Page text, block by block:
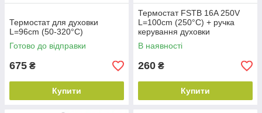
Термостат для духовки
L=96cm (50-320°C)
Готово до відправки
675 ₴
Купити
Термостат FSTB 16A 250V
L=100cm (250°C) + ручка
керування духовки
В наявності
260 ₴
Купити